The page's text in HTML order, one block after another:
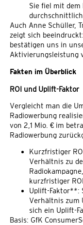
Sie fiel mit
durchschnittlich
Auch Anne Schüller,
zeigt sich
bestätigen uns in
Aktivierungsleistung
Fakten im Überblick
ROI und Uplift-Faktor
Vergleicht man die
Radiowerbung
von 2,1 Mio. € im
Radiowerbung
Kurzfristiger
Verhältnis zu
kurzfristiger
Uplift-Faktor**:
Verhältnis zum
sich ein Uplift-
Basis: GfK